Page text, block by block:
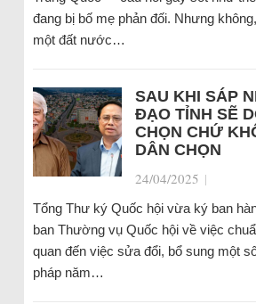
đang bị bố mẹ phản đối. Nhưng
một đất nước…
SAU KHI SÁP
ĐẠO TỈNH SẼ
CHỌN CHỨ
DÂN CHỌN
24/04/2025 |
Tổng Thư ký Quốc hội vừa ký ban
ban Thường vụ Quốc hội về việc
quan đến việc sửa đổi, bổ sung một
pháp năm…